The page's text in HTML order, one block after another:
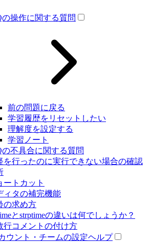
の操作に関する質問
前の問題に戻る
学習履歴をリセットしたい
理解度を設定する
学習ノート
の不具合に関する質問
を行ったのに実行できない場合の確認
ートカット
ィタの補完機能
の求め方
とstrptimeの違いは何でしょうか？
行コメントの付け方
ウント・チームの設定ヘルプ